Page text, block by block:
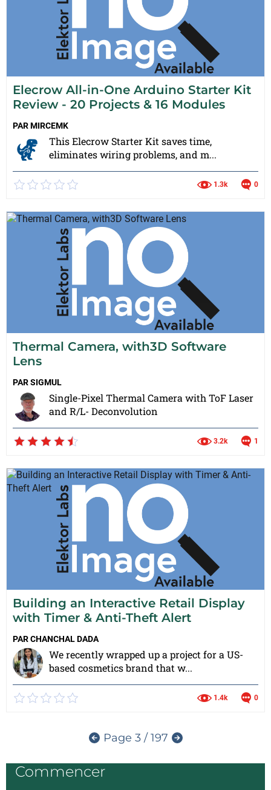
Elecrow All-in-One Arduino Starter Kit
Review - 20 Projects & 16 Modules
PARMIRCEMK
This Elecrow Starter Kit saves time,
eliminates wiring problems, and m...
1.3k 0
Thermal Camera, with3D Software
Lens
PARSIGMUL
Single-Pixel Thermal Camera with ToF Laser
and R/L- Deconvolution
3.2k 1
Building an Interactive Retail Display
with Timer & Anti-Theft Alert
PARCHANCHAL DADA
We recently wrapped up a project for a US-
based cosmetics brand that w...
1.4k 0
Page 3 / 197
Commencer